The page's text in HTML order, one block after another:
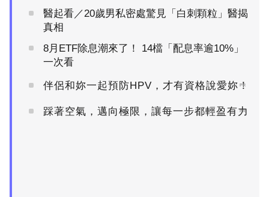
醫起看／20歲男私密處驚見「白刺顆粒」醫揭
真相
8月ETF除息潮來了！ 14檔「配息率逾10%」
一次看
伴侶和妳一起預防HPV，才有資格說愛妳！
PR
踩著空氣，邁向極限，讓每一步都輕盈有力
PR